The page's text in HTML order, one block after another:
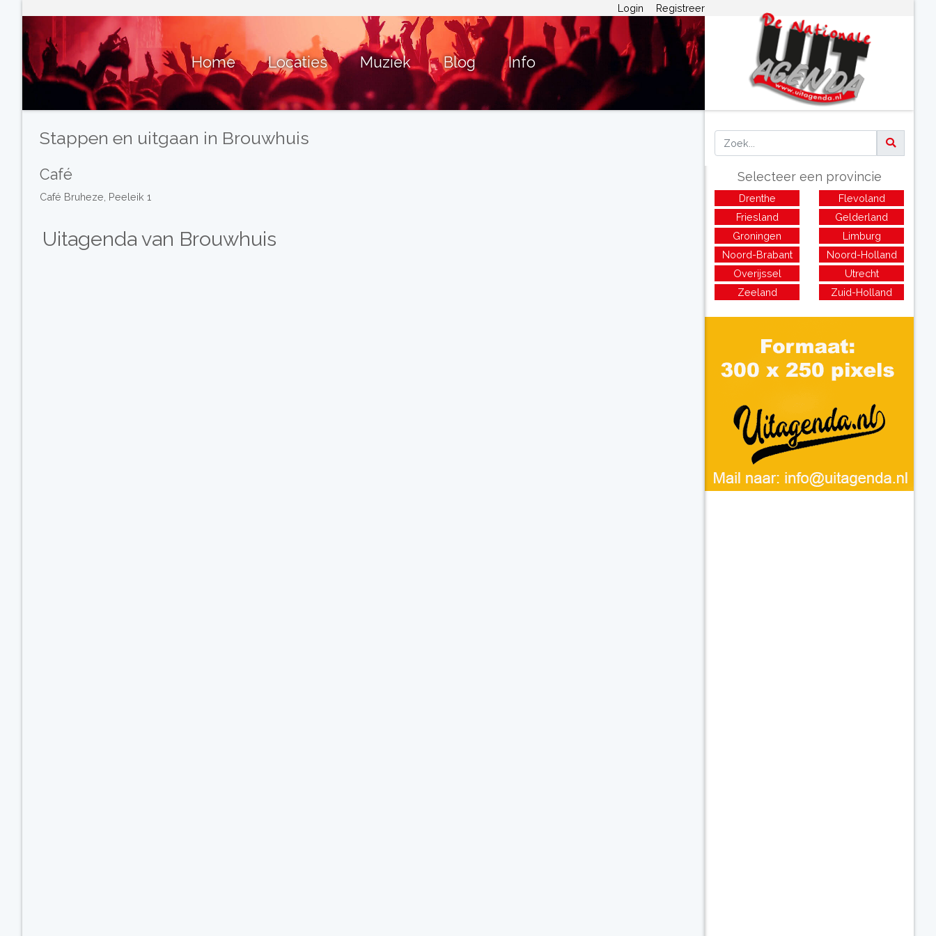
Login Registreer
Home Locaties Muziek Blog Info
Stappen en uitgaan in Brouwhuis
Café
Café Bruheze, Peeleik 1
Uitagenda van Brouwhuis
Selecteer een provincie
Drenthe
Flevoland
Friesland
Gelderland
Groningen
Limburg
Noord-Brabant
Noord-Holland
Overijssel
Utrecht
Zeeland
Zuid-Holland